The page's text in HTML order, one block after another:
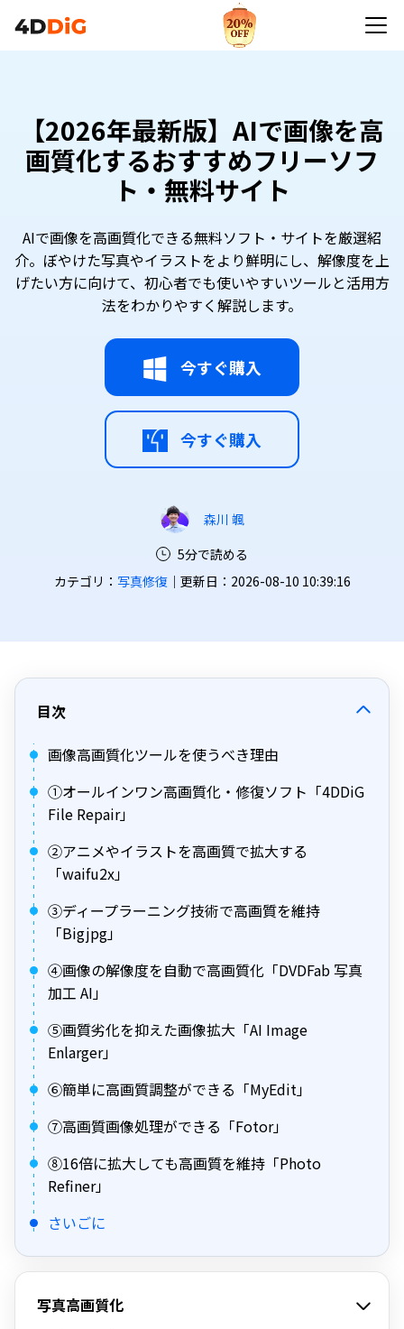
【2026年最新版】AIで画像を高
画質化するおすすめフリーソフ
ト・無料サイト
AIで画像を高画質化できる無料ソフト・サイトを厳選紹
介。ぼやけた写真やイラストをより鮮明にし、解像度を上
げたい方に向けて、初心者でも使いやすいツールと活用方
法をわかりやすく解説します。
今すぐ購入
今すぐ購入
森川 颯
5分で読める
カテゴリ： 写真修復｜更新日：2026-08-10 10:39:16
目次
画像高画質化ツールを使うべき理由
①オールインワン高画質化・修復ソフト「4DDiG
File Repair」
②アニメやイラストを高画質で拡大する
「waifu2x」
③ディープラーニング技術で高画質を維持
「Bigjpg」
④画像の解像度を自動で高画質化「DVDFab 写真
加工 AI」
⑤画質劣化を抑えた画像拡大「AI Image
Enlarger」
⑥簡単に高画質調整ができる「MyEdit」
⑦高画質画像処理ができる「Fotor」
⑧16倍に拡大しても高画質を維持「Photo
Refiner」
さいごに
写真高画質化